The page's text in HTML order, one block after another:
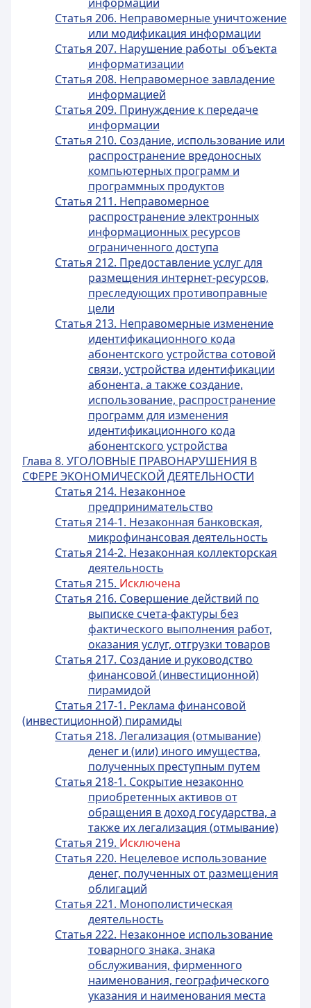
Статья 206. Неправомерные уничтожение
или модификация информации
Статья 207. Нарушение работы объекта
информатизации
Статья 208. Неправомерное завладение
информацией
Статья 209. Принуждение к передаче
информации
Статья 210. Создание, использование или
распространение вредоносных
компьютерных программ и
программных продуктов
Статья 211. Неправомерное
распространение электронных
информационных ресурсов
ограниченного доступа
Статья 212. Предоставление услуг для
размещения интернет-ресурсов,
преследующих противоправные
цели
Статья 213. Неправомерные изменение
идентификационного кода
абонентского устройства сотовой
связи, устройства идентификации
абонента, а также создание,
использование, распространение
программ для изменения
идентификационного кода
абонентского устройства
Глава 8. УГОЛОВНЫЕ ПРАВОНАРУШЕНИЯ В
СФЕРЕ ЭКОНОМИЧЕСКОЙ ДЕЯТЕЛЬНОСТИ
Статья 214. Незаконное
предпринимательство
Статья 214-1. Незаконная банковская,
микрофинансовая деятельность
Статья 214-2. Незаконная коллекторская
деятельность
Статья 215. Исключена
Статья 216. Совершение действий по
выписке счета-фактуры без
фактического выполнения работ,
оказания услуг, отгрузки товаров
Статья 217. Создание и руководство
финансовой (инвестиционной)
пирамидой
Статья 217-1. Реклама финансовой
(инвестиционной) пирамиды
Статья 218. Легализация (отмывание)
денег и (или) иного имущества,
полученных преступным путем
Статья 218-1. Сокрытие незаконно
приобретенных активов от
обращения в доход государства, а
также их легализация (отмывание)
Статья 219. Исключена
Статья 220. Нецелевое использование
денег, полученных от размещения
облигаций
Статья 221. Монополистическая
деятельность
Статья 222. Незаконное использование
товарного знака, знака
обслуживания, фирменного
наименования, географического
указания и наименования места